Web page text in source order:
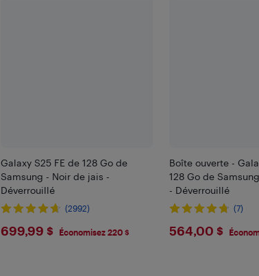
Galaxy S25 FE de 128 Go de
Samsung - Noir de jais -
Déverrouillé
(2992)
$699.99
699,99 $ Économisez 220 $
Boîte ouverte -
128 Go de
- Déverrouillé
(7)
$564
564,00 $